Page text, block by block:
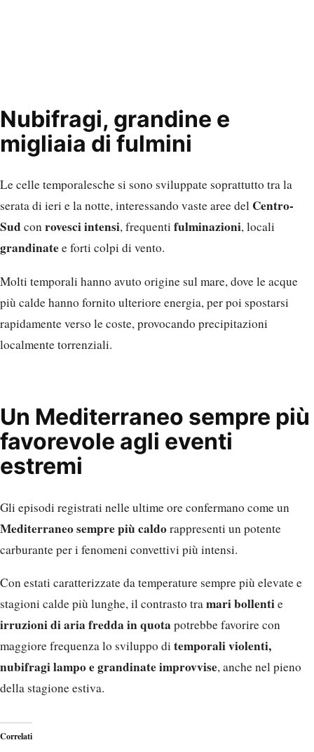
Nubifragi, grandine e
migliaia di fulmini
Le celle temporalesche si sono sviluppate soprattutto tra la
serata di ieri e la notte, interessando vaste aree del Centro-
Sud conrovesci intensi, frequenti fulminazioni, locali
grandinatee forti colpi di vento.
Molti temporali hanno avuto origine sul mare, dove le acque
più calde hanno fornito ulteriore energia, per poi spostarsi
rapidamente verso le coste, provocando precipitazioni
localmente torrenziali.
Un Mediterraneo sempre più
favorevole agli eventi
estremi
Gli episodi registrati nelle ultime ore confermano come un
Mediterraneo sempre più caldorappresenti un potente
carburante per i fenomeni convettivi più intensi.
Con estati caratterizzate da temperature sempre più elevate e
stagioni calde più lunghe, il contrasto tramari bollentie
irruzioni di aria fredda in quota potrebbe favorire con
maggiore frequenza lo sviluppo di temporali violenti,
nubifragi lampo e grandinate improvvise, anche nel pieno
della stagione estiva.
Correlati